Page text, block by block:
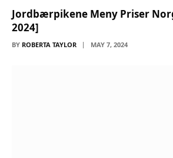
Jordbærpikene Meny Priser
2024]
BY ROBERTA TAYLOR MAY 7, 2024